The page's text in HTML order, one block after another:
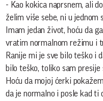
- Kao kokica naprsnem, ali
želim više sebe, ni u
Imam jedan život, hoću da
vratim normalnom režimu i
Ranije mi je sve bilo teško i
bilo teško, toliko sam presije
Hoću da mojoj ćerki
da je normalno i posle kad ti